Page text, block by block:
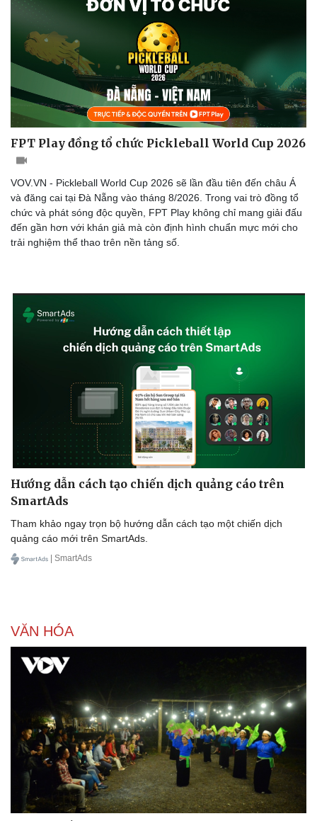
FPT Play đồng tổ chức Pickleball World Cup 2026
VOV.VN - Pickleball World Cup 2026 sẽ lần đầu tiên đến châu Á
và đăng cai tại Đà Nẵng vào tháng 8/2026. Trong vai trò đồng tổ
chức và phát sóng độc quyền, FPT Play không chỉ mang giải đấu
đến gần hơn với khán giả mà còn định hình chuẩn mực mới cho
trải nghiệm thể thao trên nền tảng số.
Hướng dẫn cách tạo chiến dịch quảng cáo trên
SmartAds
Tham khảo ngay trọn bộ hướng dẫn cách tạo một chiến dịch
quảng cáo mới trên SmartAds.
| SmartAds
VĂN HÓA